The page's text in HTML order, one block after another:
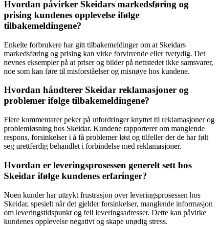
Hvordan påvirker Skeidars markedsføring og
prising kundenes opplevelse ifølge
tilbakemeldingene?
Enkelte forbrukere har gitt tilbakemeldinger om at Skeidars
markedsføring og prising kan virke forvirrende eller tvetydig. Det
nevnes eksempler på at priser og bilder på nettstedet ikke samsvarer,
noe som kan føre til misforståelser og misnøye hos kundene.
Hvordan håndterer Skeidar reklamasjoner og
problemer ifølge tilbakemeldingene?
Flere kommentarer peker på utfordringer knyttet til reklamasjoner og
problemløsning hos Skeidar. Kundene rapporterer om manglende
respons, forsinkelser i å få problemer løst og tilfeller der de har følt
seg urettferdig behandlet i forbindelse med reklamasjoner.
Hvordan er leveringsprosessen generelt sett hos
Skeidar ifølge kundenes erfaringer?
Noen kunder har uttrykt frustrasjon over leveringsprosessen hos
Skeidar, spesielt når det gjelder forsinkelser, manglende informasjon
om leveringstidspunkt og feil leveringsadresser. Dette kan påvirke
kundenes opplevelse negativt og skape unødig stress.